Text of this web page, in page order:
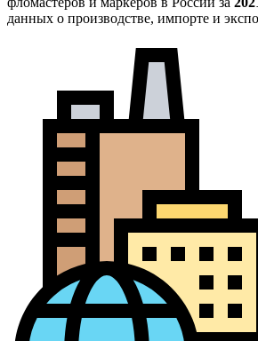
данных о производстве, импорте и